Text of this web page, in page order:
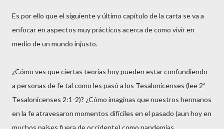
Es por ello que el siguiente y último capítulo de la carta se va a
enfocar en aspectos muy prácticos acerca de como vivir en
medio de un mundo injusto.
¿Cómo ves que ciertas teorías hoy pueden estar confundiendo
a personas de fe tal como les pasó a los Tesalonicenses (lee 2ª
Tesalonicenses 2:1-2)? ¿Cómo imaginas que nuestros hermanos
en la fe atravesaron momentos difíciles en el pasado (aun hoy en
muchos países fuera de occidente) como pandemias,